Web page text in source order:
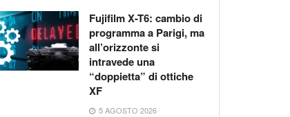
Fujifilm X-T6: cambio di
programma a Parigi, ma
all’orizzonte si
intravede una
“doppietta” di ottiche
XF
5 AGOSTO 2026